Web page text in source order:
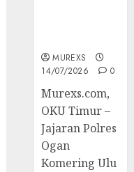
MUREXS
14/07/2026
0
Murexs.com,
OKU Timur –
Jajaran Polres
Ogan
Komering Ulu